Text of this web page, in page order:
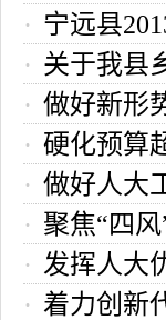
宁远县
关于我县
做好新形
考硬化预算
自觉
做好人大
聚焦“四
发挥人大
着力创新